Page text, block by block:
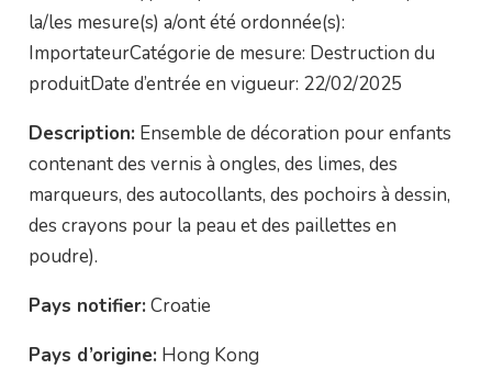
la/les mesure(s) a/ont été ordonnée(s):
ImportateurCatégorie de mesure: Destruction du
produitDate d’entrée en vigueur: 22/02/2025
Description: Ensemble de décoration pour enfants
contenant des vernis à ongles, des limes, des
marqueurs, des autocollants, des pochoirs à dessin,
des crayons pour la peau et des paillettes en
poudre).
Pays notifier: Croatie
Pays d’origine: Hong Kong